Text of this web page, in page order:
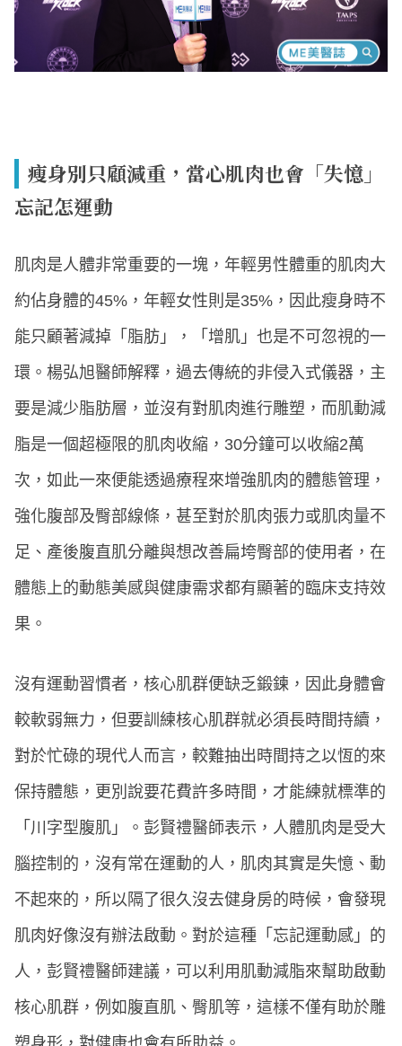
瘦身別只顧減重，當心肌肉也會「失憶」
忘記怎運動
肌肉是人體非常重要的一塊，年輕男性體重的肌肉大
約佔身體的45%，年輕女性則是35%，因此瘦身時不
能只顧著減掉「脂肪」，「增肌」也是不可忽視的一
環。楊弘旭醫師解釋，過去傳統的非侵入式儀器，主
要是減少脂肪層，並沒有對肌肉進行雕塑，而肌動減
脂是一個超極限的肌肉收縮，30分鐘可以收縮2萬
次，如此一來便能透過療程來增強肌肉的體態管理，
強化腹部及臀部線條，甚至對於肌肉張力或肌肉量不
足、產後腹直肌分離與想改善扁垮臀部的使用者，在
體態上的動態美感與健康需求都有顯著的臨床支持效
果。
沒有運動習慣者，核心肌群便缺乏鍛鍊，因此身體會
較軟弱無力，但要訓練核心肌群就必須長時間持續，
對於忙碌的現代人而言，較難抽出時間持之以恆的來
保持體態，更別說要花費許多時間，才能練就標準的
「川字型腹肌」。彭賢禮醫師表示，人體肌肉是受大
腦控制的，沒有常在運動的人，肌肉其實是失憶、動
不起來的，所以隔了很久沒去健身房的時候，會發現
肌肉好像沒有辦法啟動。對於這種「忘記運動感」的
人，彭賢禮醫師建議，可以利用肌動減脂來幫助啟動
核心肌群，例如腹直肌、臀肌等，這樣不僅有助於雕